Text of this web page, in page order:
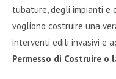
tubature, degli impianti e
vogliono costruire una
interventi edili invasivi e
Permesso di Costruire o